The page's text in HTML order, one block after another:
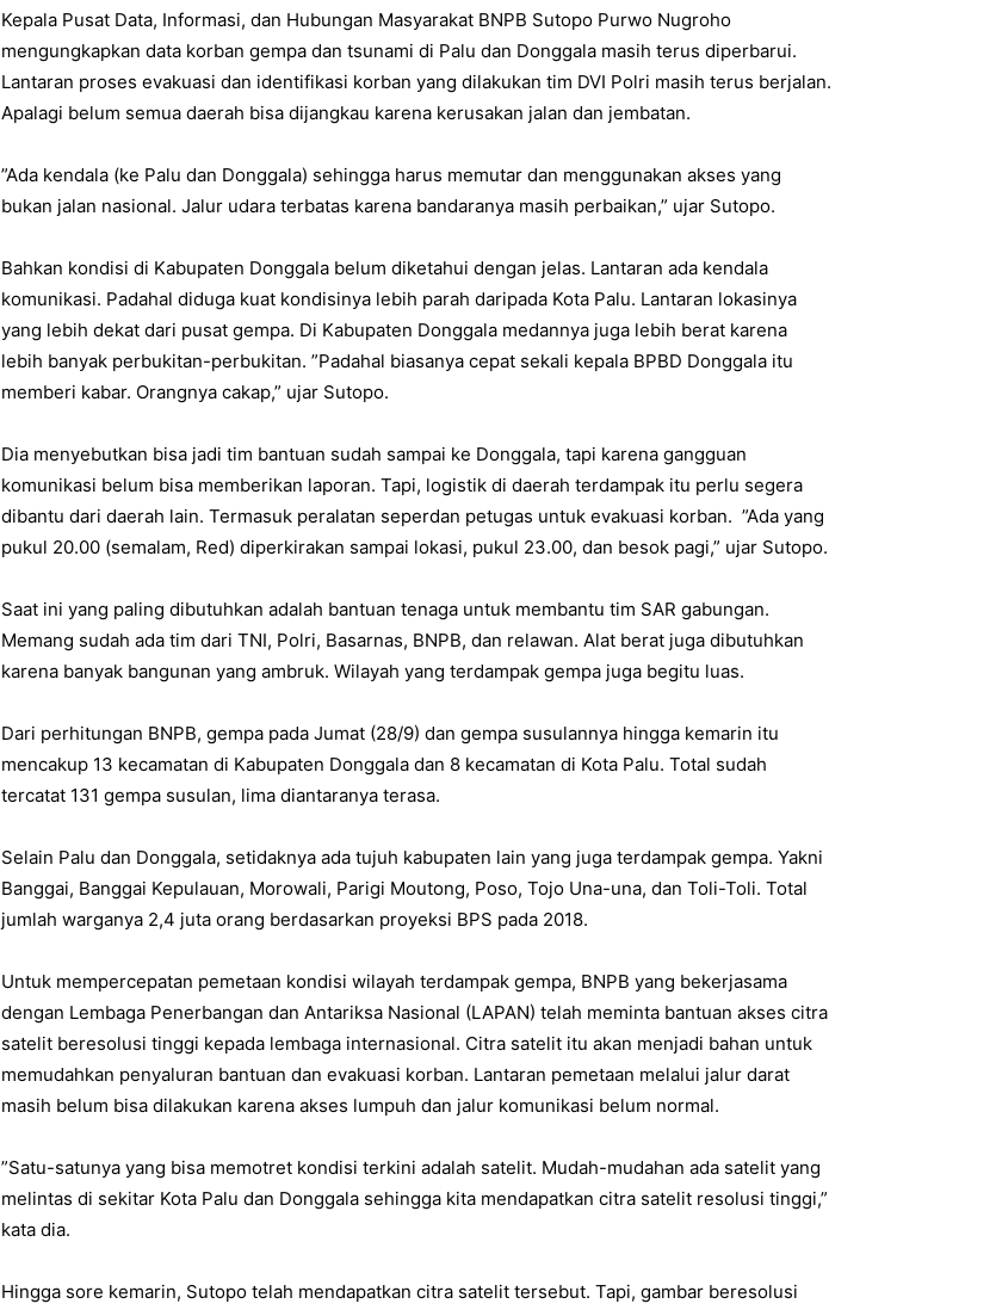
Kepala Pusat Data, Informasi, dan Hubungan Masyarakat BNPB Sutopo Purwo Nugroho
mengungkapkan data korban gempa dan tsunami di Palu dan Donggala masih terus diperbarui.
Lantaran proses evakuasi dan identifikasi korban yang dilakukan tim DVI Polri masih terus berjalan.
Apalagi belum semua daerah bisa dijangkau karena kerusakan jalan dan jembatan.
”Ada kendala (ke Palu dan Donggala) sehingga harus memutar dan menggunakan akses yang
bukan jalan nasional. Jalur udara terbatas karena bandaranya masih perbaikan,” ujar Sutopo.
Bahkan kondisi di Kabupaten Donggala belum diketahui dengan jelas. Lantaran ada kendala
komunikasi. Padahal diduga kuat kondisinya lebih parah daripada Kota Palu. Lantaran lokasinya
yang lebih dekat dari pusat gempa. Di Kabupaten Donggala medannya juga lebih berat karena
lebih banyak perbukitan-perbukitan. ”Padahal biasanya cepat sekali kepala BPBD Donggala itu
memberi kabar. Orangnya cakap,” ujar Sutopo.
Dia menyebutkan bisa jadi tim bantuan sudah sampai ke Donggala, tapi karena gangguan
komunikasi belum bisa memberikan laporan. Tapi, logistik di daerah terdampak itu perlu segera
dibantu dari daerah lain. Termasuk peralatan seperdan petugas untuk evakuasi korban. ”Ada yang
pukul 20.00 (semalam, Red) diperkirakan sampai lokasi, pukul 23.00, dan besok pagi,” ujar Sutopo.
Saat ini yang paling dibutuhkan adalah bantuan tenaga untuk membantu tim SAR gabungan.
Memang sudah ada tim dari TNI, Polri, Basarnas, BNPB, dan relawan. Alat berat juga dibutuhkan
karena banyak bangunan yang ambruk. Wilayah yang terdampak gempa juga begitu luas.
Dari perhitungan BNPB, gempa pada Jumat (28/9) dan gempa susulannya hingga kemarin itu
mencakup 13 kecamatan di Kabupaten Donggala dan 8 kecamatan di Kota Palu. Total sudah
tercatat 131 gempa susulan, lima diantaranya terasa.
Selain Palu dan Donggala, setidaknya ada tujuh kabupaten lain yang juga terdampak gempa. Yakni
Banggai, Banggai Kepulauan, Morowali, Parigi Moutong, Poso, Tojo Una-una, dan Toli-Toli. Total
jumlah warganya 2,4 juta orang berdasarkan proyeksi BPS pada 2018.
Untuk mempercepatan pemetaan kondisi wilayah terdampak gempa, BNPB yang bekerjasama
dengan Lembaga Penerbangan dan Antariksa Nasional (LAPAN) telah meminta bantuan akses citra
satelit beresolusi tinggi kepada lembaga internasional. Citra satelit itu akan menjadi bahan untuk
memudahkan penyaluran bantuan dan evakuasi korban. Lantaran pemetaan melalui jalur darat
masih belum bisa dilakukan karena akses lumpuh dan jalur komunikasi belum normal.
”Satu-satunya yang bisa memotret kondisi terkini adalah satelit. Mudah-mudahan ada satelit yang
melintas di sekitar Kota Palu dan Donggala sehingga kita mendapatkan citra satelit resolusi tinggi,”
kata dia.
Hingga sore kemarin, Sutopo telah mendapatkan citra satelit tersebut. Tapi, gambar beresolusi